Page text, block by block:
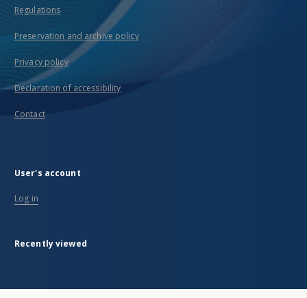
Regulations
Preservation and archive policy
Privacy policy
Declaration of accessibility
Contact
User's account
Log in
Recently viewed